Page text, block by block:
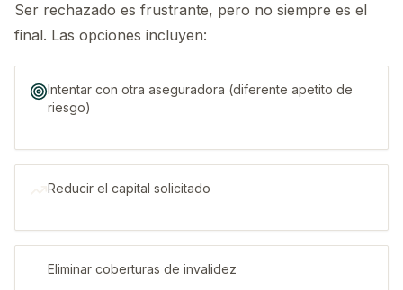
Ser rechazado es frustrante, pero no siempre es el
final. Las opciones incluyen:
Intentar con otra aseguradora (diferente apetito de
riesgo)
Reducir el capital solicitado
Eliminar coberturas de invalidez